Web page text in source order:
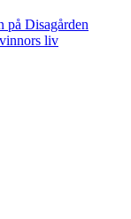
på Disagården
liv